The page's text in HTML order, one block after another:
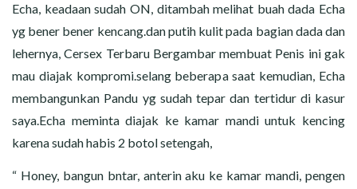
Echa, keadaan sudah ON, ditambah melihat buah dada Echa
yg bener bener kencang.dan putih kulit pada bagian dada dan
lehernya, Cersex Terbaru Bergambar membuat Penis ini gak
mau diajak kompromi.selang beberapa saat kemudian, Echa
membangunkan Pandu yg sudah tepar dan tertidur di kasur
saya.Echa meminta diajak ke kamar mandi untuk kencing
karena sudah habis 2 botol setengah,
“ Honey, bangun bntar, anterin aku ke kamar mandi, pengen